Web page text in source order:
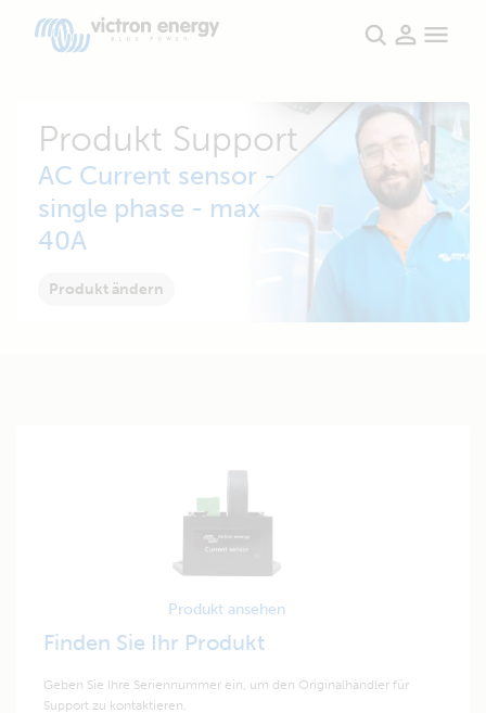
Produkt Support
AC Current sensor -
single phase - max
40A
Produkt ändern
Produkt ansehen
Finden Sie Ihr Produkt
Geben Sie Ihre Seriennummer ein, um den Originalhändler für
Support zu kontaktieren.